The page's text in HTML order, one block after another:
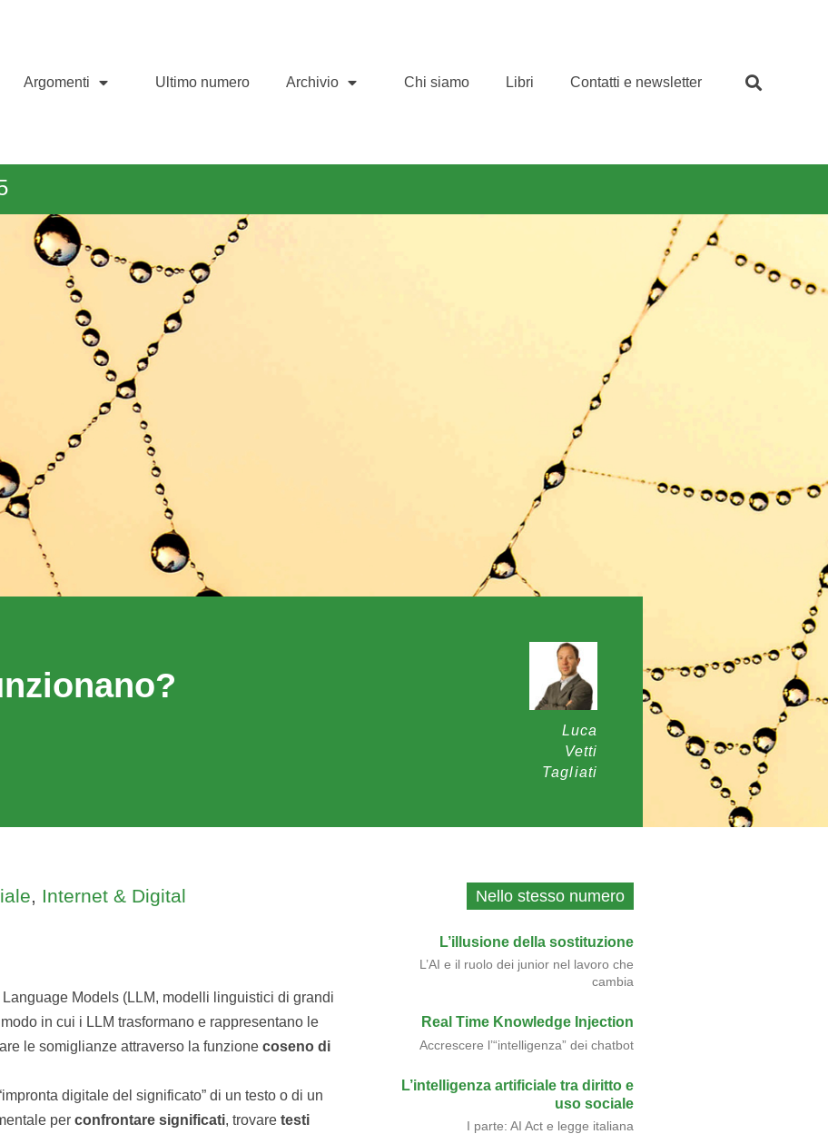
Argomenti Ultimo numero Archivio Chi siamo Libri Contatti e newsletter
Luca
Vetti
Tagliati
, Internet & Digital
Models (LLM, modelli linguistici di grandi
in cui i LLM trasformano e rappresentano le
le somiglianze attraverso la funzione coseno di
digitale del significato” di un testo o di un
per confrontare significati, trovare testi
Nello stesso numero
L’illusione della sostituzione
L’AI e il ruolo dei junior nel lavoro che
cambia
Real Time Knowledge Injection
Accrescere l’“intelligenza” dei chatbot
L’intelligenza artificiale tra diritto e
uso sociale
I parte: AI Act e legge italiana